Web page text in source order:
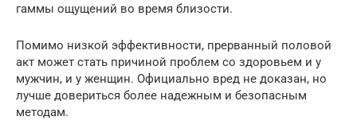
гаммы ощущений во время близости.
Помимо низкой эффективности, прерванный половой
акт может стать причиной проблем со здоровьем и у
мужчин, и у женщин. Официально вред не доказан, но
лучше довериться более надежным и безопасным
методам.